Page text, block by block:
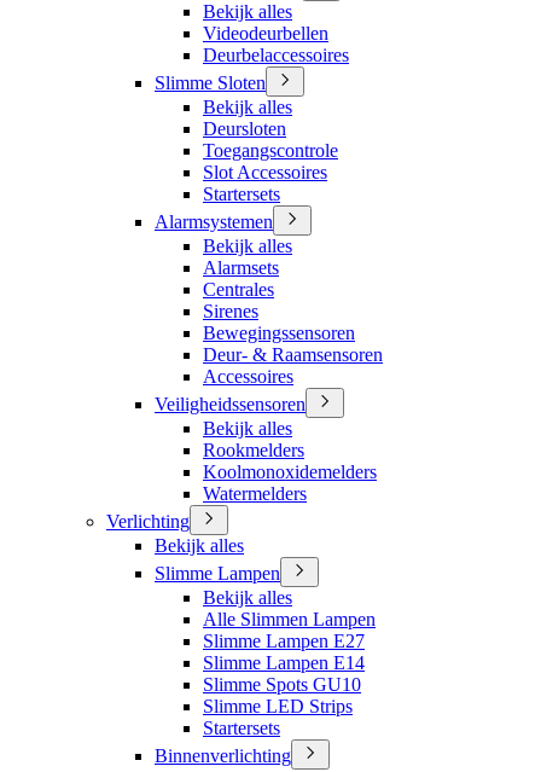
Bekijk alles
Videodeurbellen
Deurbelaccessoires
Slimme Sloten
Bekijk alles
Deursloten
Toegangscontrole
Slot Accessoires
Startersets
Alarmsystemen
Bekijk alles
Alarmsets
Centrales
Sirenes
Bewegingssensoren
Deur- & Raamsensoren
Accessoires
Veiligheidssensoren
Bekijk alles
Rookmelders
Koolmonoxidemelders
Watermelders
Verlichting
Bekijk alles
Slimme Lampen
Bekijk alles
Alle Slimmen Lampen
Slimme Lampen E27
Slimme Lampen E14
Slimme Spots GU10
Slimme LED Strips
Startersets
Binnenverlichting